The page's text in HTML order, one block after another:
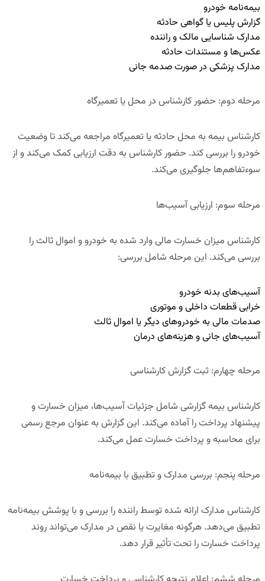
بیمه‌نامه خودرو
گزارش پلیس یا گواهی حادثه
مدارک شناسایی مالک و راننده
عکس‌ها و مستندات حادثه
مدارک پزشکی در صورت صدمه جانی
مرحله دوم: حضور کارشناس در محل یا تعمیرگاه
کارشناس بیمه به محل حادثه یا تعمیرگاه مراجعه می‌کند تا وضعیت
خودرو را بررسی کند. حضور کارشناس به دقت ارزیابی کمک می‌کند و از
سوءتفاهم‌ها جلوگیری می‌کند.
مرحله سوم: ارزیابی آسیب‌ها
کارشناس میزان خسارت مالی وارد شده به خودرو و اموال ثالث را
بررسی می‌کند. این مرحله شامل بررسی:
آسیب‌های بدنه خودرو
خرابی قطعات داخلی و موتوری
صدمات مالی به خودروهای دیگر یا اموال ثالث
آسیب‌های جانی و هزینه‌های درمان
مرحله چهارم: ثبت گزارش کارشناسی
کارشناس بیمه گزارشی شامل جزئیات آسیب‌ها، میزان خسارت و
پیشنهاد پرداخت را آماده می‌کند. این گزارش به عنوان مرجع رسمی
برای محاسبه و پرداخت خسارت عمل می‌کند.
مرحله پنجم: بررسی مدارک و تطبیق با بیمه‌نامه
کارشناس مدارک ارائه شده توسط راننده را بررسی و با پوشش بیمه‌نامه
تطبیق می‌دهد. هرگونه مغایرت یا نقص در مدارک می‌تواند روند
پرداخت خسارت را تحت تأثیر قرار دهد.